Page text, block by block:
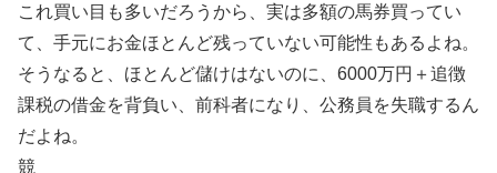
これ買い目も多いだろうから、実は多額の馬券買ってい
て、手元にお金ほとんど残っていない可能性もあるよね。
そうなると、ほとんど儲けはないのに、6000万円＋追徴
課税の借金を背負い、前科者になり、公務員を失職するん
だよね。
競